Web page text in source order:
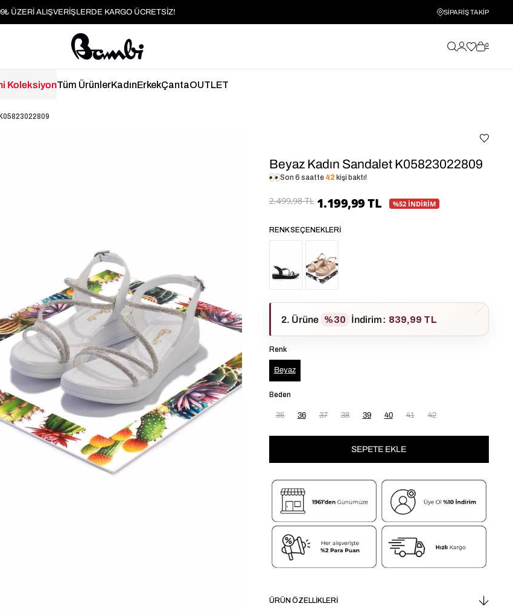
ÖZEL İLK ALIŞVERİŞİNİZE %5 İNDİRİM
HER SİPARİŞTE %2 PARAPUAN
ÜZERİ ALIŞVERİŞLERDE KARGO ÜCRETSİZ!
SİPARİŞ TAKİP
0
KoleksiyonTüm ÜrünlerKadınErkekÇantaOUTLET
Beyaz Kadın Sandalet K05823022809
Son 6 saatte 42 kişi baktı!
2.499,98 TL 1.199,99 TL %52 İNDİRİM
RENK SEÇENEKLERI
2. Ürüne %30 İndirim: 839,99 TL
Renk
Beyaz
Beden
35 36 37 38 39 40 41 42
ÜRÜN ÖZELLIKLERI